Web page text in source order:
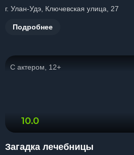
г. Улан-Удэ, Ключевская улица, 27
Подробнее
С актером, 12+
10.0
Загадка лечебницы